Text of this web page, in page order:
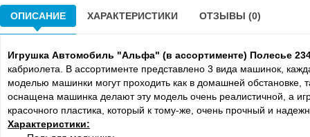
ОПИСАНИЕ ХАРАКТЕРИСТИКИ ОТЗЫВЫ (0)
Игрушка Автомобиль "Альфа" (в ассортименте) Полесье
кабриолета. В ассортименте представлено 3 вида машинок,
моделью машинки могут проходить как в домашней
оснащена машинка делают эту модель очень реалистичной, а
красочного пластика, который к тому-же, очень прочный и
Характеристики: